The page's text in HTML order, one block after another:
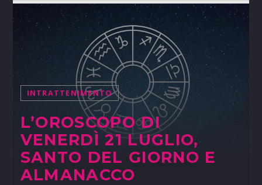
INTRATTENIMENTO
L’OROSCOPO DI
VENERDÌ 21 LUGLIO,
SANTO DEL GIORNO E
ALMANACCO